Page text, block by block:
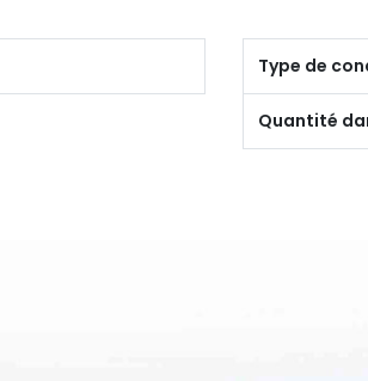
Type de
Quantité